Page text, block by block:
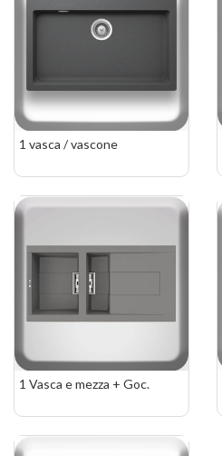
1 vasca / vascone
1 Vasca e mezza + Goc.